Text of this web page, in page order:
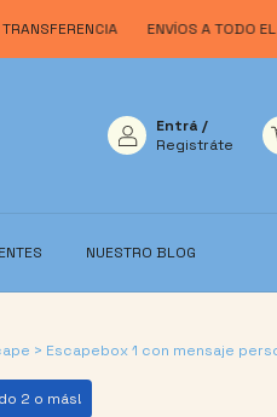
ENVÍOS A TODO EL PAÍS
Entrá /
Registráte
NUESTRO BLOG
> Escapebox 1 con mensaje
2 o más!